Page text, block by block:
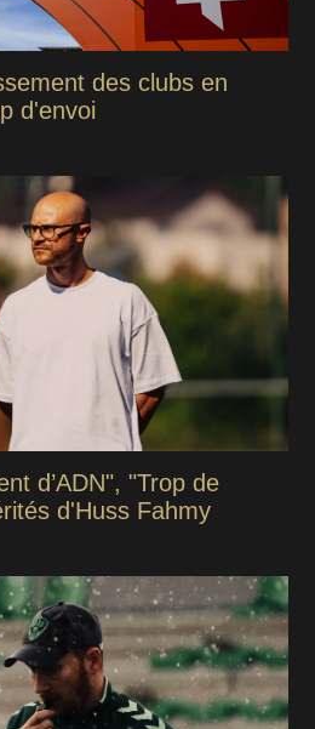
des clubs en
d'envoi
d’ADN", "Trop de
d'Huss Fahmy